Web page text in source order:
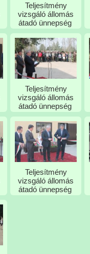
Teljesítmény
vizsgáló állomás
átadó ünnepség
Teljesítmény
vizsgáló állomás
átadó ünnepség
Teljesítmény
vizsgáló állomás
átadó ünnepség